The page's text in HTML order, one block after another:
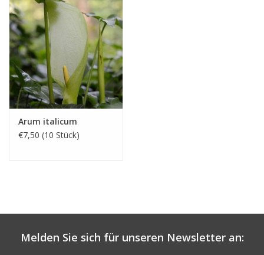
verwildern, aber die Art kommt etwas schwierig in die Gänge.
Pflanzen Sie die Wurzelstöcke in einem humusreichen, luftigen
Boden. Buschwindröschen brauchen das erste Jahr, um zu
wurzeln, aber ab der zweiten Wachstumsperiode wird (sofern sie
am richtigen Ort stehen) ein kleiner Frühlingsteppich aus Blumen
entstehen. Die Art ist nicht geeignet für, wer sofort viel Farbe
will: Wählen Sie dann die Anemone blanda.
Arum italicum
€7,50 (10 Stück)
Melden Sie sich für unseren Newsletter an: